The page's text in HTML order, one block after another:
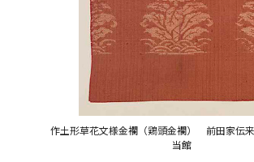
作土形草花文様金襴（鶏頭金襴） 前田家伝
当館